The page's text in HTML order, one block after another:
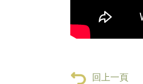
回上一頁